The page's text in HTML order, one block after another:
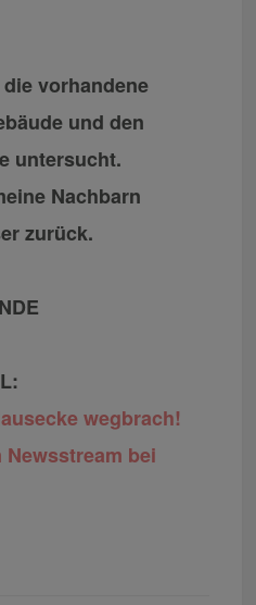
vorhandene
und den
untersucht.
Nachbarn
zurück.
wegbrach!
bei